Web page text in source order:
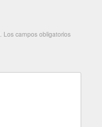
Los campos obligatorios